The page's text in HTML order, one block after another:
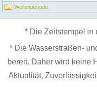
Wellenperiode
* Die Zeitstempel in
* Die Wasserstraßen-
bereit. Daher wird keine
Aktualität,